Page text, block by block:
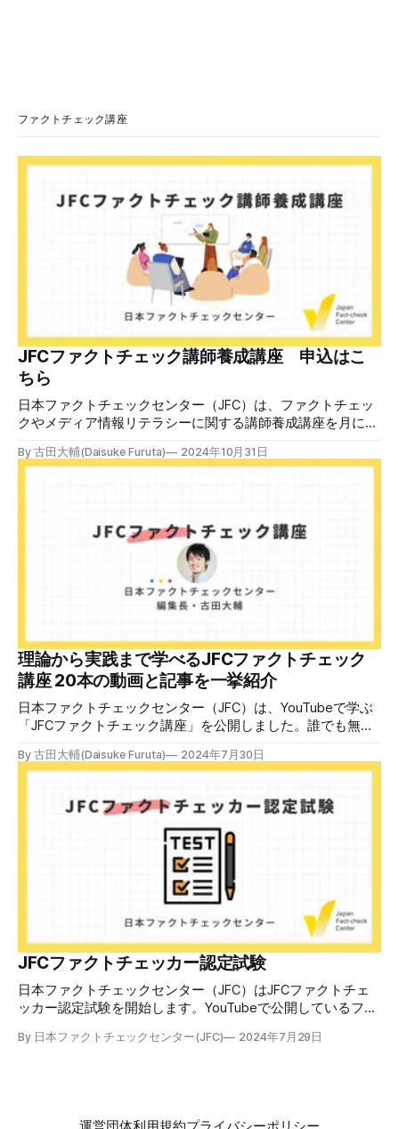
熱中症っぽくてカロナール飲んどいた」「熱中症の時の頭痛
め、検証する。 検証過程 カロナールとロキソニン 医薬品の
（PMDA）の一般人向けくすり情報サイト「PMDAおくすり
サーチ」で検索すると、カロナールの効果は以下の通りだ。
・解熱鎮痛剤と呼ばれ
ファクトチェック講座
JFCファクトチェック講師養成講座 申込はこ
ちら
日本ファクトチェックセンター（JFC）は、ファクトチェッ
クやメディア情報リテラシーに関する講師養成講座を月に1
認定バッジと教室や職場などで利用可能な教材を提供しま
ファクトチェックセンター（JFC）による講師養成講座で
す。 講師養成講座（オンラインで90分）を受講いただいた
後、修了課題を提出された方には、教室や職場などで利用可
能な教材の提... powered by Peatix : More than a
す。 受講生には教材を提供 デマや不確かな情報が蔓延する
中で、自衛策が求められています。「気をつけて」というだ
けでは、対策になりません。最初から騙されたい人はいませ
ん。誰だって気をつけているのに、誤った情
By 古田大輔(Daisuke Furuta) 2024年10月31日
理論から実践まで学べるJFCファクトチェック
講座 20本の動画と記事を一挙紹介
日本ファクトチェックセンター（JFC）は、YouTubeで学ぶ
「JFCファクトチェック講座」を公開しました。誰でも無料
ファクトチェックやメディアリテラシーの知識を学ぶことが
の日本での影響を調べた2万人調査の紹介や、間違った情報
を信じてしまう背景にある人間のバイアス、大規模に拡散す
るSNSアルゴリズムなどを解説しています。 実践編では、画
像や動画や生成AIなど、偽・誤情報をどのように検証したら
良いかをJFCが検証してきた事例から具体的に学びます。
JFCファクトチェッカー認定試験を開始 2024年7月29日か
ら、これらの内容について習熟度を確認するJFCファクトチ
ェッカー認定試験を開始します。誰でもいつでも受験可能で
す（2024年度中は受験料1000円、2025年度から2000円）。
合格者には様々な技能をデジタル証明するオープンバッジ・
ネットワークを活用して、JFCファクトチェッカーの認定証
を発行します。 JFCファクトチェッカー認定試験
By 古田大輔(Daisuke Furuta) 2024年7月30日
JFCファクトチェッカー認定試験
日本ファクトチェックセンター（JFC）はJFCファクトチェ
ッカー認定試験を開始します。YouTubeで公開しているファ
す。 拡散する偽・誤情報から身を守るために 偽・誤情報の
By 日本ファクトチェックセンター(JFC) 2024年7月29日